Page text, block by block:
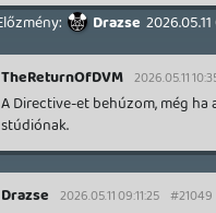
Drazse 2026.05.11
TheReturnOfDVM 2026.05.11
A Directive-et behúzom, még ha
stúdiónak.
Drazse 2026.05.11 09:11:25 #21049